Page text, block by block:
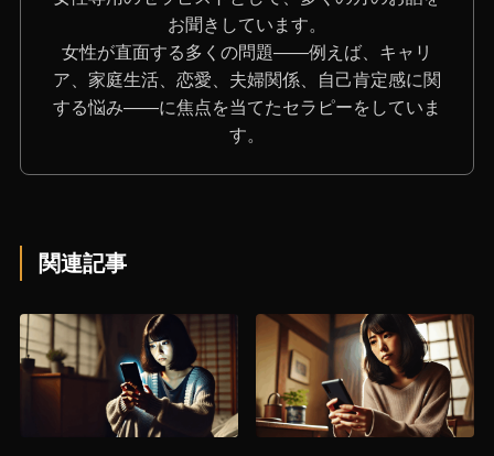
お聞きしています。
女性が直面する多くの問題――例えば、キャリ
ア、家庭生活、恋愛、夫婦関係、自己肯定感に関
する悩み――に焦点を当てたセラピーをしていま
す。
関連記事